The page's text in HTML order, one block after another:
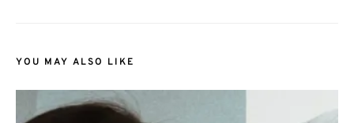
YOU MAY ALSO LIKE